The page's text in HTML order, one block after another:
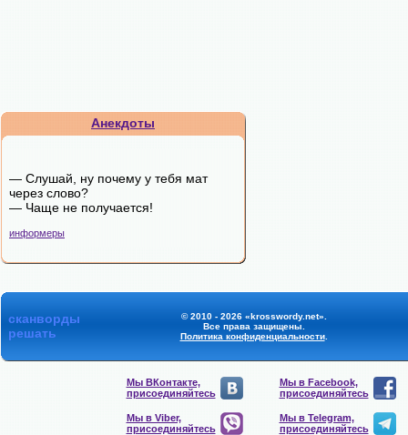
Анекдоты
— Слушай, ну почему у тебя мат
через слово?
— Чаще не получается!
информеры
сканворды
решать
© 2010 - 2026 «krosswordy.net».
Все права защищены.
Политика конфиденциальности.
Мы ВКонтакте,
присоединяйтесь
Мы в Facebook,
присоединяйтесь
Мы в Viber,
присоединяйтесь
Мы в Telegram,
присоединяйтесь